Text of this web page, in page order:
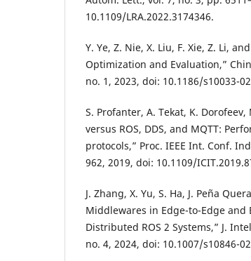
10.1109/LRA.2022.3174346.
Y. Ye, Z. Nie, X. Liu, F. Xie, Z. Li,
Optimization and Evaluation,”
no. 1, 2023, doi: 10.1186/s10033-
S. Profanter, A. Tekat, K.
versus ROS, DDS, and MQTT:
protocols,” Proc. IEEE Int. Conf.
962, 2019, doi: 10.1109/
J. Zhang, X. Yu, S. Ha, J. Peña
Middlewares in Edge-to-Edge
Distributed ROS 2 Systems,” J.
no. 4, 2024, doi: 10.1007/s10846-